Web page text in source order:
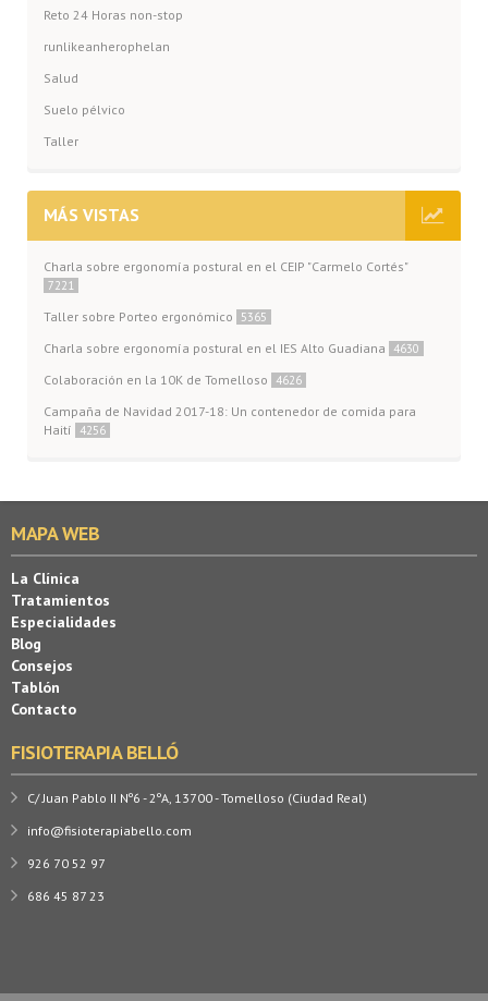
Reto 24 Horas non-stop
runlikeanherophelan
Salud
Suelo pélvico
Taller
MÁS VISTAS
Charla sobre ergonomía postural en el CEIP "Carmelo Cortés"
7221
Taller sobre Porteo ergonómico 5365
Charla sobre ergonomía postural en el IES Alto Guadiana 4630
Colaboración en la 10K de Tomelloso 4626
Campaña de Navidad 2017-18: Un contenedor de comida para
Haití
4256
MAPA WEB
La Clínica
Tratamientos
Especialidades
Blog
Consejos
Tablón
Contacto
FISIOTERAPIA BELLÓ
C/ Juan Pablo II Nº6 - 2ºA, 13700 - Tomelloso (Ciudad Real)
info@fisioterapiabello.com
926 70 52 97
686 45 87 23